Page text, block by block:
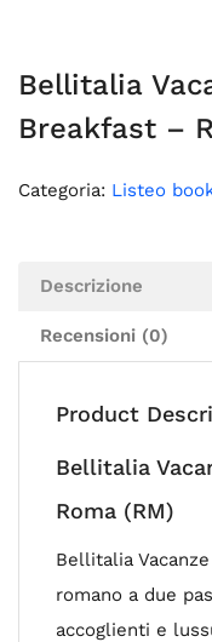
Bellitalia
Breakfast –
Categoria: Listeo
Descrizione
Recensioni (0)
Product
Bellitalia
Roma (RM)
Bellitalia
romano a due
accoglienti e